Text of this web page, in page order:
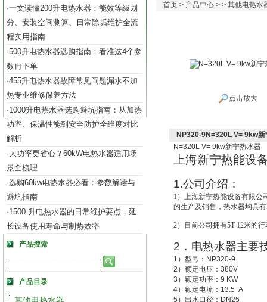
·一文读懂200升电热水器：能效等级划
分、安装空间测算、日常除垢维护全流
程实用指南
·500升电热水器选购指南：看准这4个参
数再下单
·455升电热水器故障常见问题漏水不加
热专业维修保养方法
·1000升电热水器选购避坑指南：从加热
功率、保温性能到安全防护全维度对比
解析
·大功率更省心？60kW电热水器适用场
景全梳理
·选购60kw电热水器必看：参数解读与
避坑指南
·1500 升电热水器的日常维护要点，延
长设备使用寿命与制热效率
产品搜索
产品目录
首页 > 产品中心 > > 其他电热水
点击放大
NP320-9N=320L V= 9kw新
N=320L V= 9kw新宁热水器
上海新宁热能设
1.公司介绍：
1 ）上海新宁热能设备有限公
的生产及销售，热水器均具
2）目前公司拥有5T-12米的
2 ．电热水器主要
1 ）型号： NP320-9
2 ）额定电压： 380V
3 ）额定功率： 9 KW
4）额定电流： 13.5 A
5 ）出水口径： DN25